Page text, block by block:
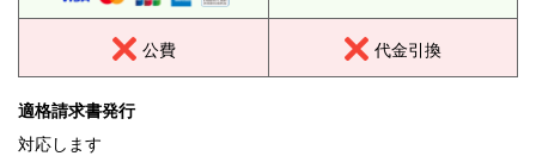
公費 代金引換
適格請求書発行
対応します